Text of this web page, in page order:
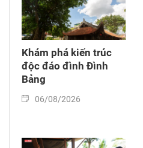
Khám phá kiến trúc
độc đáo đình Đình
Bảng
06/08/2026